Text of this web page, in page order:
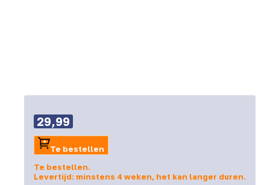
29,99
Te bestellen
Te bestellen.
Levertijd: minstens 4 weken, het kan langer duren.